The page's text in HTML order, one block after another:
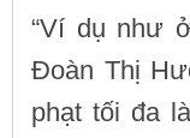
“Ví dụ như
Đoàn Thị
phạt tối đa